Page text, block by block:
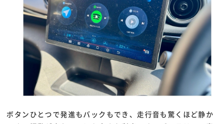
ボタンひとつで発進もバックもでき、走行音も驚くほど静か